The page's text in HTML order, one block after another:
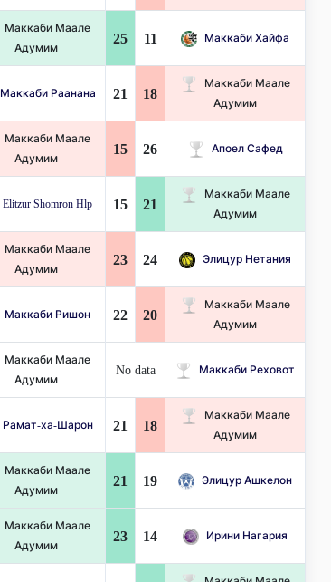
Маккаби Маале
Адумим
25 11 Маккаби Хайфа
Маккаби Раанана 21 18
Маккаби Маале
Адумим
Маккаби Маале
Адумим
15 26 Апоел Сафед
Elitzur Shomron Hlp 15 21
Маккаби Маале
Адумим
Маккаби Маале
Адумим
23 24 Элицур Нетания
Маккаби Ришон 22 20
Маккаби Маале
Адумим
Маккаби Маале
Адумим
No data Маккаби Реховот
Рамат-ха-Шарон 21 18
Маккаби Маале
Адумим
Маккаби Маале
Адумим
21 19 Элицур Ашкелон
Маккаби Маале
Адумим
23 14 Ирини Нагария